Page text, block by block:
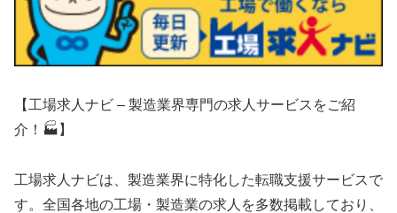
【工場求人ナビ – 製造業界専門の求人サービスをご紹
介！🏭】
工場求人ナビは、製造業界に特化した転職支援サービスで
す。全国各地の工場・製造業の求人を多数掲載しており、